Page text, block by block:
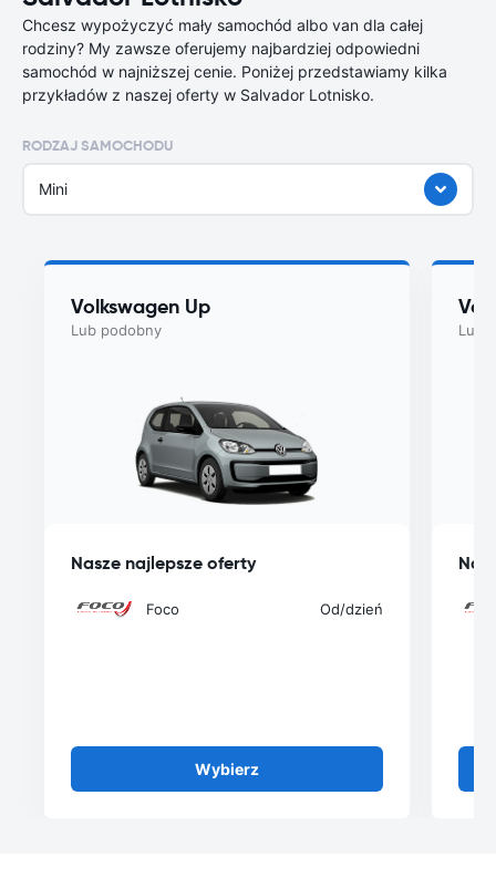
Chcesz wypożyczyć mały samochód albo van dla całej
rodziny? My zawsze oferujemy najbardziej odpowiedni
samochód w najniższej cenie. Poniżej przedstawiamy kilka
przykładów z naszej oferty w Salvador Lotnisko.
RODZAJ SAMOCHODU
Mini
Volkswagen Up
Lub podobny
Nasze najlepsze oferty
Foco Od/dzień
Wybierz
Lub